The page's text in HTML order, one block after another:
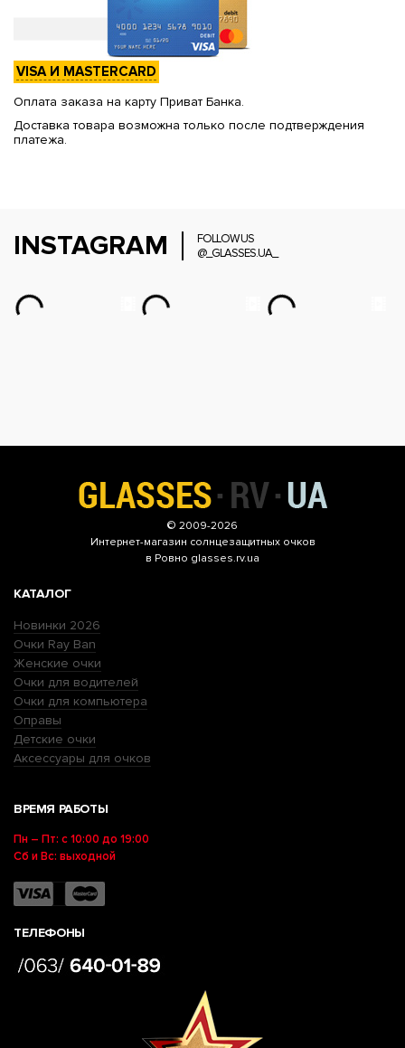
VISA И MASTERCARD
Оплата заказа на карту Приват Банка.
Доставка товара возможна только после подтверждения
платежа.
INSTAGRAM
FOLLOW US
@_GLASSES.UA_
© 2009-2026
Интернет-магазин солнцезащитных очков
в Ровно glasses.rv.ua
КАТАЛОГ
Новинки 2026
Очки Ray Ban
Женские очки
Очки для водителей
Очки для компьютера
Оправы
Детские очки
Аксессуары для очков
ВРЕМЯ РАБОТЫ
Пн – Пт: с 10:00 до 19:00
Сб и Вс: выходной
ТЕЛЕФОНЫ